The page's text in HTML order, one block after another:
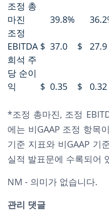
조정 총
마진
39.8% 36.2
조정
EBITDA $ 37.0 $ 27.9
희석 주
당 순이
익
$ 0.35 $ 0.32
*조정 총마진, 조정
에는 비GAAP 조정 항목
기준 지표와 비GAAP 기
실적 발표문에 수록되어
NM - 의미가 없습니다.
관리 댓글